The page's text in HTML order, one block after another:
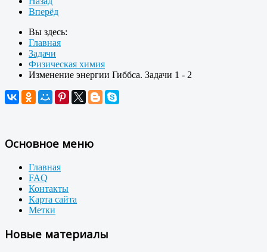
Вперёд
Вы здесь:
Главная
Задачи
Физическая химия
Изменение энергии Гиббса. Задачи 1 - 2
Основное меню
Главная
FAQ
Контакты
Карта сайта
Метки
Новые материалы